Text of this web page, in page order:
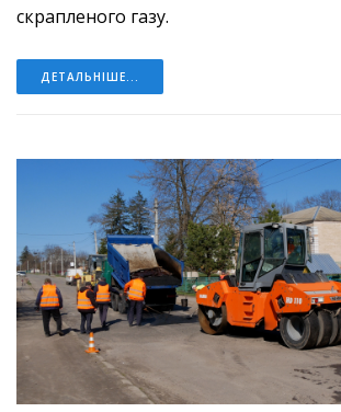
скрапленого газу.
ДЕТАЛЬНІШЕ...